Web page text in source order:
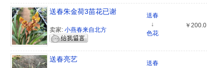
送春朱金荷3苗花已谢
卖家: 小燕春来自北方
送春
↓
色花
￥200.0
送春亮艺
送春